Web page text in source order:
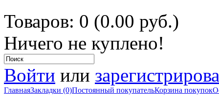
Товаров: 0 (0.00 руб.)
Ничего не куплено!
Войти или
ГлавнаяЗакладки (0)Постоянный покупательКорзина покупок